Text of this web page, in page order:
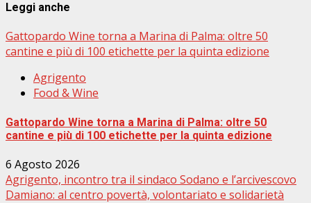
Leggi anche
Gattopardo Wine torna a Marina di Palma: oltre 50
cantine e più di 100 etichette per la quinta edizione
Agrigento
Food & Wine
Gattopardo Wine torna a Marina di Palma: oltre 50
cantine e più di 100 etichette per la quinta edizione
6 Agosto 2026
Agrigento, incontro tra il sindaco Sodano e l’arcivescovo
Damiano: al centro povertà, volontariato e solidarietà